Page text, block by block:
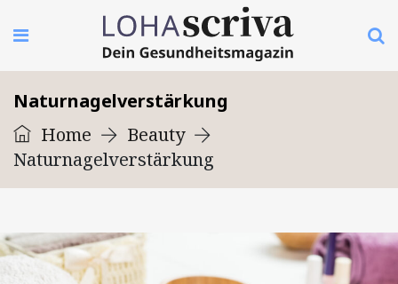
Naturnagelverstärkung
Home
Beauty
Naturnagelverstärkung